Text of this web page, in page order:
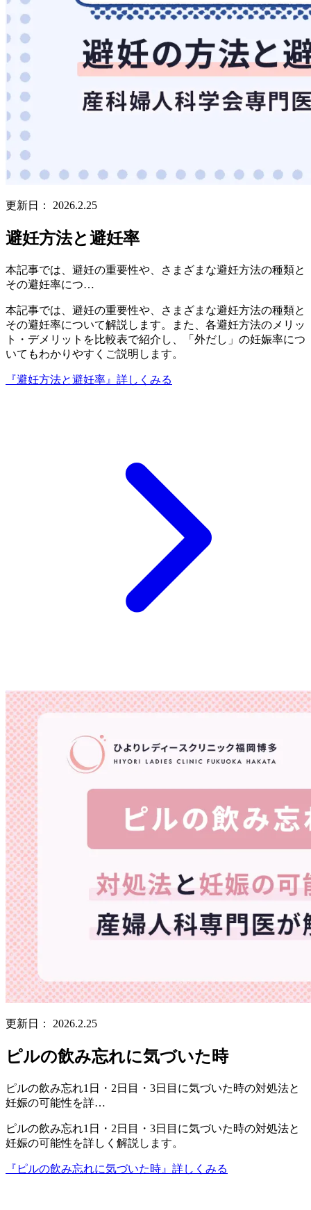
更新日： 2026.2.25
避妊方法と避妊率
本記事では、避妊の重要性や、さまざまな避妊方法の種類と
その避妊率につ…
本記事では、避妊の重要性や、さまざまな避妊方法の種類と
その避妊率について解説します。また、各避妊方法のメリッ
ト・デメリットを比較表で紹介し、「外だし」の妊娠率につ
いてもわかりやすくご説明します。
『避妊方法と避妊率』 詳しくみる
更新日： 2026.2.25
ピルの飲み忘れに気づいた時
ピルの飲み忘れ1日・2日目・3日目に気づいた時の対処法と
妊娠の可能性を詳…
ピルの飲み忘れ1日・2日目・3日目に気づいた時の対処法と
妊娠の可能性を詳しく解説します。
『ピルの飲み忘れに気づいた時』 詳しくみる